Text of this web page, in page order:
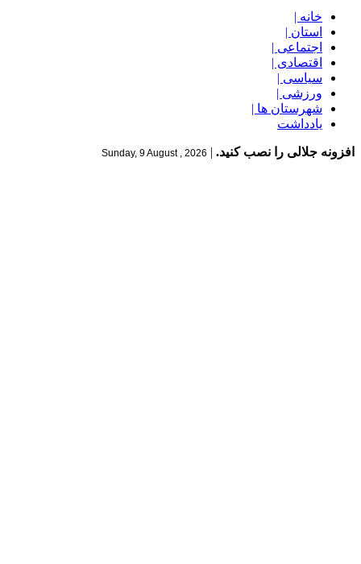
خانه |
استان |
اجتماعی |
اقتصادی |
سیاسی |
ورزشی |
شهرستان ها |
یادداشت
افزونه جلالی را نصب کنید. |
Sunday, 9 August , 2026